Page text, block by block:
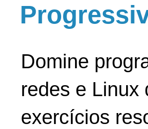
Domine
redes e Linux
exercícios